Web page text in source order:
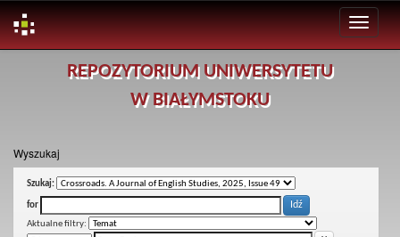
REPOZYTORIUM UNIWERSYTETU
W BIAŁYMSTOKU
Wyszukaj
Szukaj:
for
Aktualne filtry: